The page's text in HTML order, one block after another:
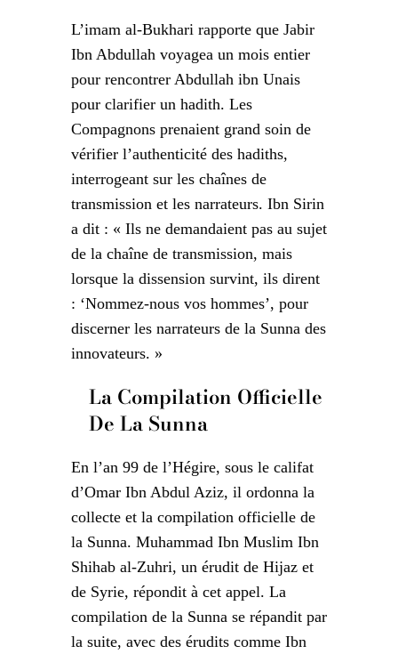
L’imam al-Bukhari rapporte que Jabir
Ibn Abdullah voyagea un mois entier
pour rencontrer Abdullah ibn Unais
pour clarifier un hadith. Les
Compagnons prenaient grand soin de
vérifier l’authenticité des hadiths,
interrogeant sur les chaînes de
transmission et les narrateurs. Ibn Sirin
a dit : « Ils ne demandaient pas au sujet
de la chaîne de transmission, mais
lorsque la dissension survint, ils dirent
: ‘Nommez-nous vos hommes’, pour
discerner les narrateurs de la Sunna des
innovateurs. »
La Compilation Officielle
De La Sunna
En l’an 99 de l’Hégire, sous le califat
d’Omar Ibn Abdul Aziz, il ordonna la
collecte et la compilation officielle de
la Sunna. Muhammad Ibn Muslim Ibn
Shihab al-Zuhri, un érudit de Hijaz et
de Syrie, répondit à cet appel. La
compilation de la Sunna se répandit par
la suite, avec des érudits comme Ibn